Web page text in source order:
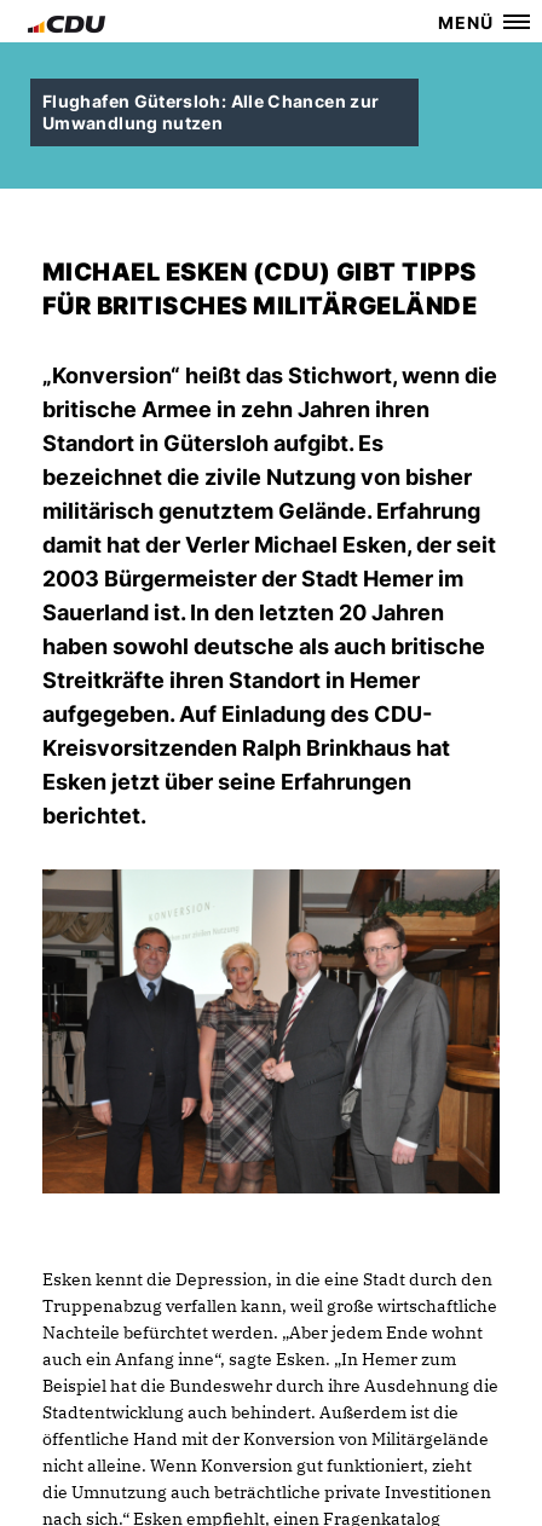
MENÜ
Flughafen Gütersloh: Alle Chancen zur
Umwandlung nutzen
MICHAEL ESKEN (CDU) GIBT TIPPS
FÜR BRITISCHES MILITÄRGELÄNDE
Konversion“ heißt das Stichwort, wenn die
britische Armee in zehn Jahren ihren
Stand­ort in Gütersloh aufgibt. Es
bezeichnet die zivile Nutzung von bisher
militärisch genutz­tem Gelände. Erfahrung
damit hat der Verler Michael Esken, der seit
2003 Bürgermeis­ter der Stadt Hemer im
Sauerland ist. In den letzten 20 Jahren
haben sowohl deutsche als auch britische
Streitkräfte ihren Standort in Hemer
aufgegeben. Auf Einladung des CDU-
Kreisvorsitzenden Ralph Brinkhaus hat
Esken jetzt über seine Erfahrungen
berichtet.
Esken kennt die Depression, in die eine Stadt durch den
Truppenabzug verfallen kann, weil große wirtschaftliche
Nachteile befürchtet werden. „Aber jedem Ende wohnt
auch ein Anfang inne“, sagte Esken. „In Hemer zum
Beispiel hat die Bundeswehr durch ihre Ausdehnung die
Stadtentwicklung auch behindert. Außerdem ist die
öffentliche Hand mit der Konversion von Militärgelände
nicht alleine. Wenn Konversion gut funktioniert, zieht
die Umnutzung auch beträchtliche private Investitionen
nach sich.“ Esken emp­fiehlt, einen Fragenkatalog